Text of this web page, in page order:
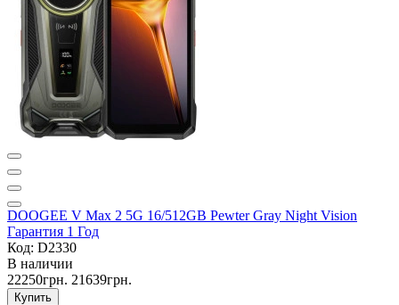
DOOGEE V Max 2 5G 16/512GB Pewter Gray Night Vision
Гарантия 1 Год
Код: D2330
В наличии
22250грн. 21639грн.
Купить